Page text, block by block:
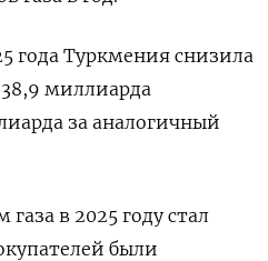
года Туркмения снизила
38,9 миллиарда
за аналогичный
в 2025 году стал
были